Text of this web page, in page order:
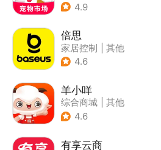
4.9
倍思
家居控制
其他
4.6
羊小咩
综合商城
其他
4.6
有享云商